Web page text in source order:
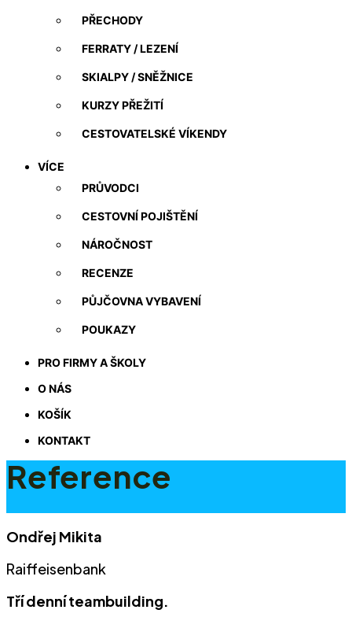
PŘECHODY
FERRATY / LEZENÍ
SKIALPY / SNĚŽNICE
KURZY PŘEŽITÍ
CESTOVATELSKÉ VÍKENDY
VÍCE
PRŮVODCI
CESTOVNÍ POJIŠTĚNÍ
NÁROČNOST
RECENZE
PŮJČOVNA VYBAVENÍ
POUKAZY
PRO FIRMY A ŠKOLY
O NÁS
KOŠÍK
KONTAKT
Reference
Ondřej Mikita
Raiffeisenbank
Tří denní teambuilding.